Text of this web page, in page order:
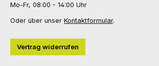
Mo-Fr, 08:00 - 14:00 Uhr
Oder über unser Kontaktformular.
Vertrag widerrufen